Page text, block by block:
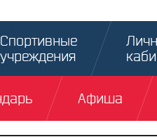
Спортивные
учреждения
Афиша